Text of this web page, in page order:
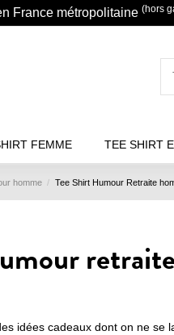
France métropolitaine (hors
FEMME TEE SHIRT
homme Tee Shirt Humour Retraite
idées cadeaux dont on ne se